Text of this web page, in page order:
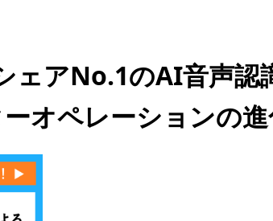
ェアNo.1のAI音声認
オペレーションの進